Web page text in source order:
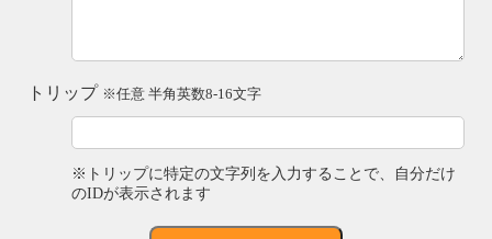
トリップ ※任意 半角英数8-16文字
※トリップに特定の文字列を入力することで、自分だけ
のIDが表示されます